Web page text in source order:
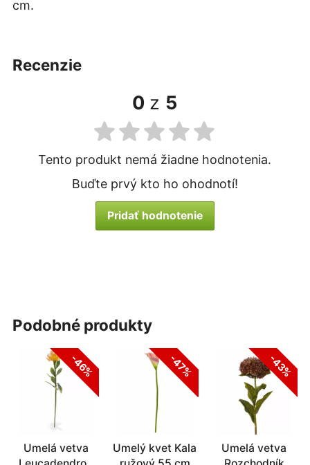
cm.
recenzie
0 z 5
Tento produkt nemá žiadne hodnotenia.
Buďte prvý kto ho ohodnotí!
Pridať hodnotenie
podobné produkty
-46%
Umelá vetva
-47%
Umelý kvet Kala
-43%
Umelá vetva